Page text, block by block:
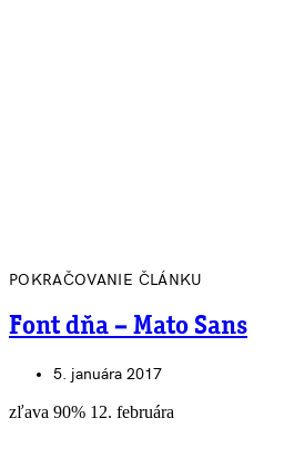
POKRAČOVANIE ČLÁNKU
Font dňa – Mato Sans
5. januára 2017
zľava 90% 12. februára